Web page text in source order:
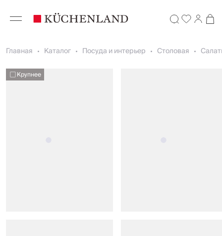
Главная Каталог Посуда и интерьер Столовая
Крупнее